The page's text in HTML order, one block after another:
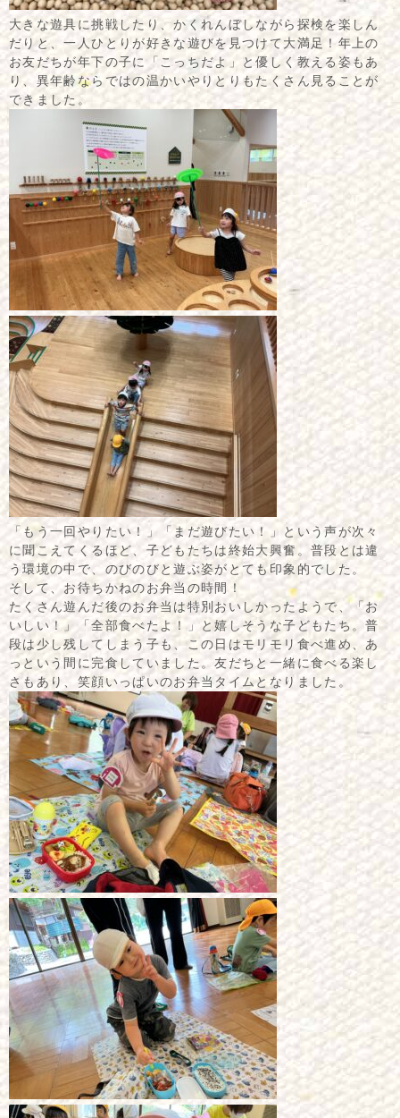
大きな遊具に挑戦したり、かくれんぼしながら探検を楽しん
だりと、一人ひとりが好きな遊びを見つけて大満足！年上の
お友だちが年下の子に「こっちだよ」と優しく教える姿もあ
り、異年齢ならではの温かいやりとりもたくさん見ることが
できました。
「もう一回やりたい！」「まだ遊びたい！」という声が次々
に聞こえてくるほど、子どもたちは終始大興奮。普段とは違
う環境の中で、のびのびと遊ぶ姿がとても印象的でした。
そして、お待ちかねのお弁当の時間！
たくさん遊んだ後のお弁当は特別おいしかったようで、「お
いしい！」「全部食べたよ！」と嬉しそうな子どもたち。普
段は少し残してしまう子も、この日はモリモリ食べ進め、あ
っという間に完食していました。友だちと一緒に食べる楽し
さもあり、笑顔いっぱいのお弁当タイムとなりました。